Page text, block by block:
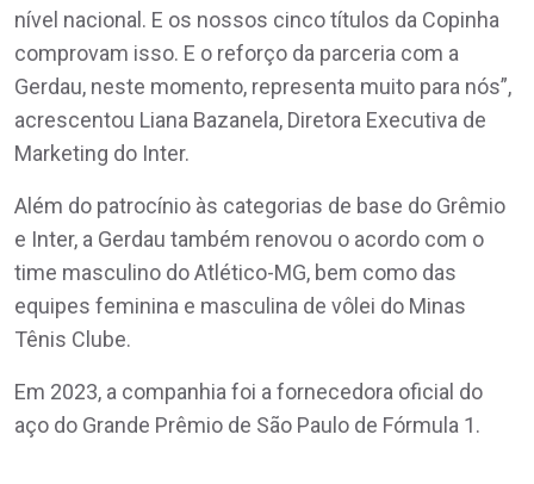
nível nacional. E os nossos cinco títulos da Copinha
comprovam isso. E o reforço da parceria com a
Gerdau, neste momento, representa muito para nós”,
acrescentou Liana Bazanela, Diretora Executiva de
Marketing do Inter.
Além do patrocínio às categorias de base do Grêmio
e Inter, a Gerdau também renovou o acordo com o
time masculino do Atlético-MG, bem como das
equipes feminina e masculina de vôlei do Minas
Tênis Clube.
Em 2023, a companhia foi a fornecedora oficial do
aço do Grande Prêmio de São Paulo de Fórmula 1.